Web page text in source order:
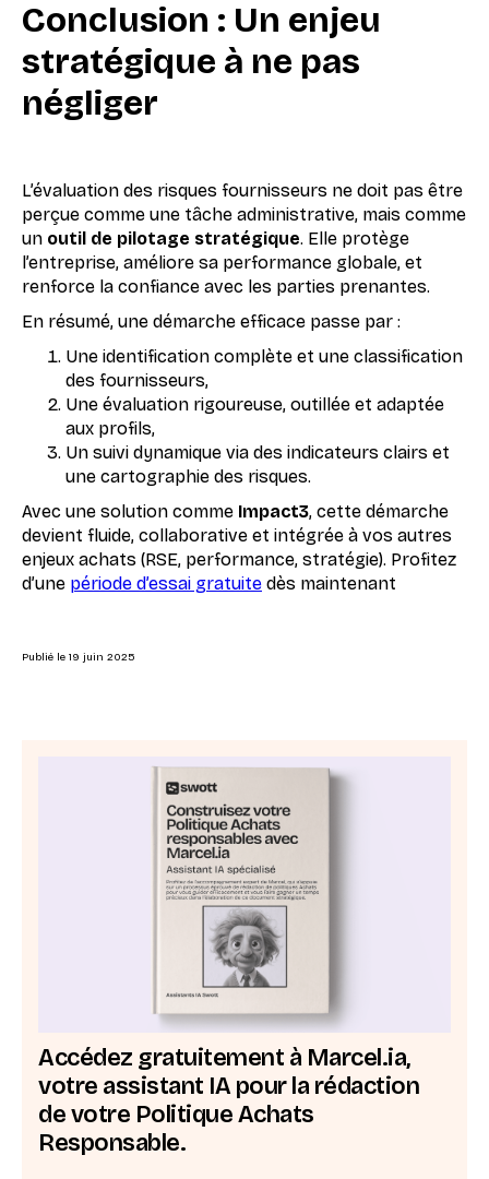
Conclusion : Un enjeu
stratégique à ne pas
négliger
L’évaluation des risques fournisseurs ne doit pas être
perçue comme une tâche administrative, mais comme
un outil de pilotage stratégique. Elle protège
l’entreprise, améliore sa performance globale, et
renforce la confiance avec les parties prenantes.
En résumé, une démarche efficace passe par :
Une identification complète et une classification
des fournisseurs,
Une évaluation rigoureuse, outillée et adaptée
aux profils,
Un suivi dynamique via des indicateurs clairs et
une cartographie des risques.
Avec une solution comme Impact3, cette démarche
devient fluide, collaborative et intégrée à vos autres
enjeux achats (RSE, performance, stratégie). Profitez
d’une période d’essai gratuite dès maintenant
Publié le 19 juin 2025
Accédez gratuitement à Marcel.ia,
votre assistant IA pour la rédaction
de votre Politique Achats
Responsable.